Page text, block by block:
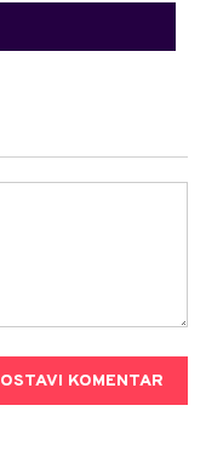
OSTAVI KOMENTAR